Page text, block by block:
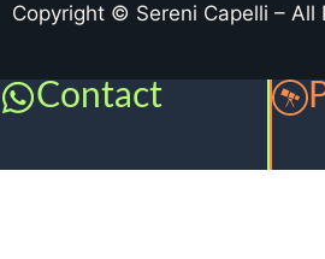
Copyright © Sereni Capelli – All
Contact